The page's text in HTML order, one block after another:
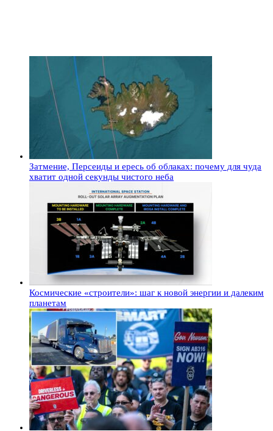
Затмение, Персеиды и ересь об облаках: почему для чуда
хватит одной секунды чистого неба
Космические «строители»: шаг к новой энергии и далеким
планетам